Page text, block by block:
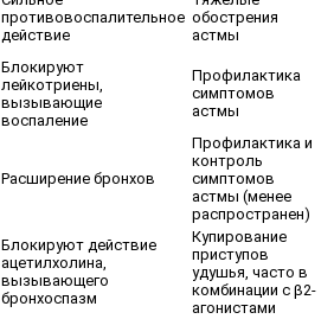
противовоспалительное
действие
обострения
астмы
Блокируют
лейкотриены,
вызывающие
воспаление
Профилактика
симптомов
астмы
Расширение бронхов
Профилактика и
контроль
симптомов
астмы (менее
распространен)
Блокируют действие
ацетилхолина,
вызывающего
бронхоспазм
Купирование
приступов
удушья, часто в
комбинации с β2-
агонистами